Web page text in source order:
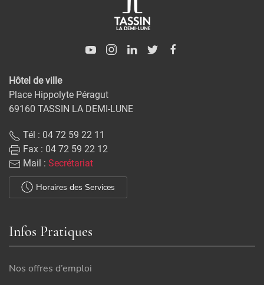
Hôtel de ville
Place Hippolyte Péragut
69160 TASSIN LA DEMI-LUNE
Tél : 04 72 59 22 11
Fax : 04 72 59 22 12
Mail : Secrétariat
Horaires des Services
Infos Pratiques
Nos offres d’emploi